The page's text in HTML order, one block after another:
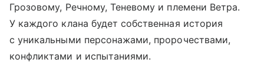
Грозовому, Речному, Теневому и племени Ветра.
У каждого клана будет собственная история
с уникальными персонажами, пророчествами,
конфликтами и испытаниями.